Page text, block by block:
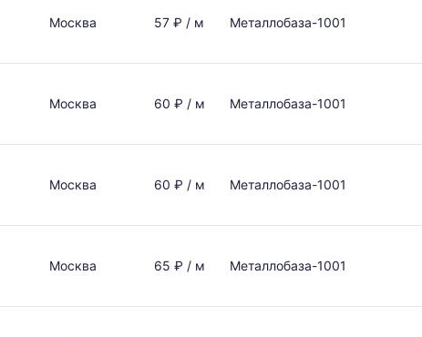
Москва 57 ₽ / м Металлобаза-1001
Москва 60 ₽ / м Металлобаза-1001
Москва 60 ₽ / м Металлобаза-1001
Москва 65 ₽ / м Металлобаза-1001